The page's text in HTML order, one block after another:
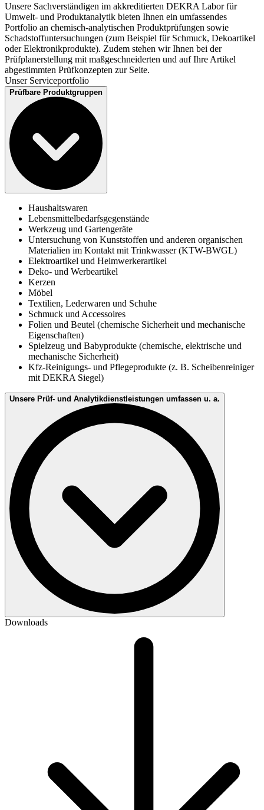
Unsere Sachverständigen im akkreditierten DEKRA Labor für
Umwelt- und Produktanalytik bieten Ihnen ein umfassendes
Portfolio an chemisch-analytischen Produktprüfungen sowie
Schadstoffuntersuchungen (zum Beispiel für Schmuck, Dekoartikel
oder Elektronikprodukte). Zudem stehen wir Ihnen bei der
Prüfplanerstellung mit maßgeschneiderten und auf Ihre Artikel
abgestimmten Prüfkonzepten zur Seite.
Unser Serviceportfolio
Prüfbare Produktgruppen
Haushaltswaren
Lebensmittelbedarfsgegenstände
Werkzeug und Gartengeräte
Untersuchung von Kunststoffen und anderen organischen
Materialien im Kontakt mit Trinkwasser (KTW-BWGL)
Elektroartikel und Heimwerkerartikel
Deko- und Werbeartikel
Kerzen
Möbel
Textilien, Lederwaren und Schuhe
Schmuck und Accessoires
Folien und Beutel (chemische Sicherheit und mechanische
Eigenschaften)
Spielzeug und Babyprodukte (chemische, elektrische und
mechanische Sicherheit)
Kfz-Reinigungs- und Pflegeprodukte (z. B. Scheibenreiniger
mit DEKRA Siegel)
Unsere Prüf- und Analytikdienstleistungen umfassen u. a.
Darüber hinaus überprüfen wir die Zusammensetzung und
Leistungseigenschaften der eingesetzten Materialien und Werkstoffe
gemäß der technischen Vorgaben.
Downloads